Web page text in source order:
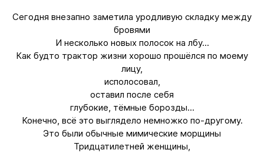
Сегодня внезапно заметила уродливую складку между
бровями
И несколько новых полосок на лбу...
Как будто трактор жизни хорошо прошёлся по моему
лицу,
исполосовал,
оставил после себя
глубокие, тёмные борозды...
Конечно, всё это выглядело немножко по-другому.
Это были обычные мимические морщины
Тридцатилетней женщины,